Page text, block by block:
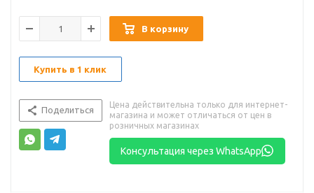
В корзину
Купить в 1 клик
Поделиться
Цена действительна только для интернет-
магазина и может отличаться от цен в
розничных магазинах
Консультация через WhatsApp